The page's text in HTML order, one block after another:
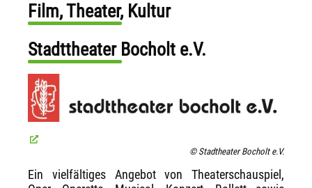
Film, Theater, Kultur
Stadttheater Bocholt e.V.
© Stadtheater Bocholt e.V.
Ein vielfältiges Angebot von Theaterschauspiel,